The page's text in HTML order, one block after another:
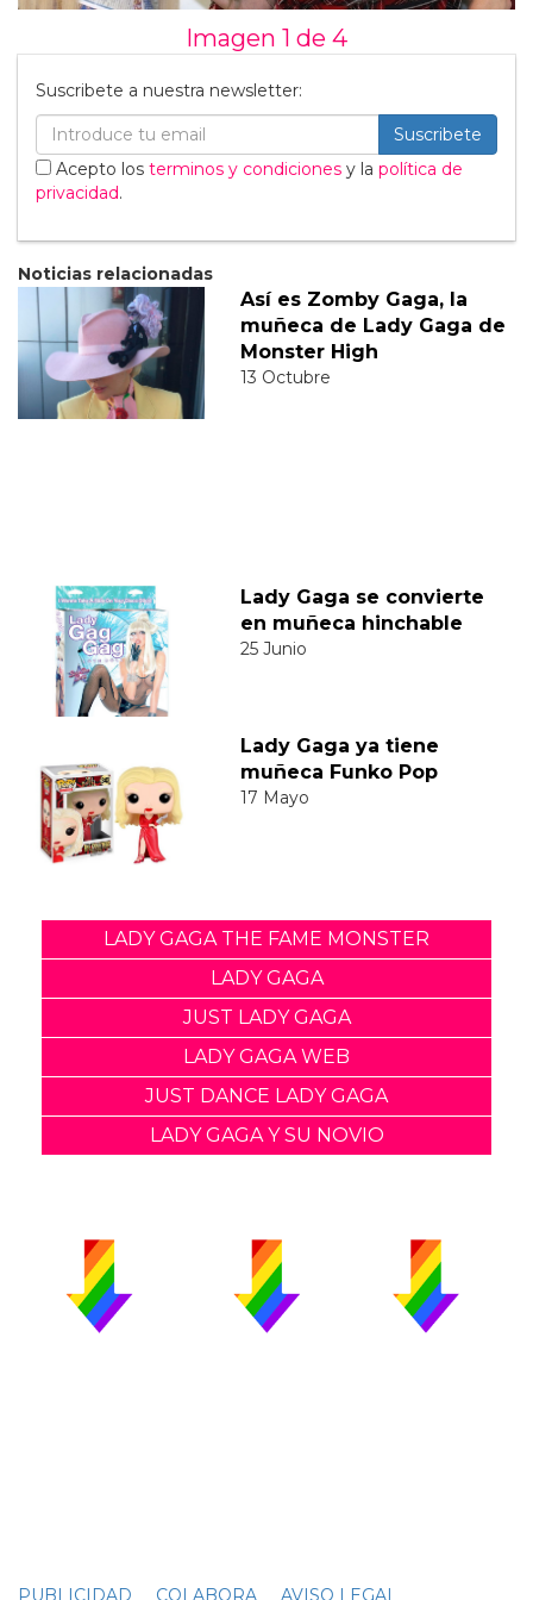
Imagen 1 de 4
Suscribete a nuestra newsletter:
Suscribete
Acepto los terminos y condiciones y la política de
privacidad.
Noticias relacionadas
Así es Zomby Gaga, la
muñeca de Lady Gaga de
Monster High
13 Octubre
Lady Gaga se convierte
en muñeca hinchable
25 Junio
Lady Gaga ya tiene
muñeca Funko Pop
17 Mayo
LADY GAGA THE FAME MONSTER
LADY GAGA
JUST LADY GAGA
LADY GAGA WEB
JUST DANCE LADY GAGA
LADY GAGA Y SU NOVIO